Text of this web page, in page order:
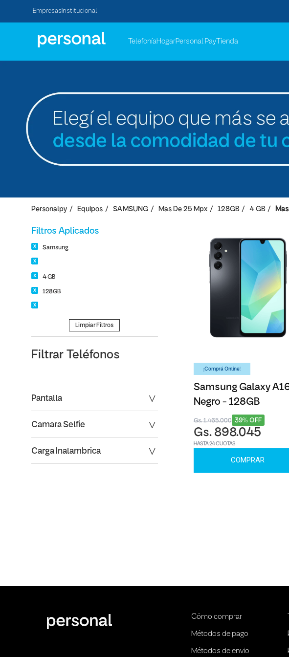
Empresas Institucional
TelefoníaHogarPersonal Pay Tienda
Personalpy Equipos SAMSUNG Mas De 25 Mpx 128GB 4 GB
Filtros Aplicados
Samsung
4 GB
128GB
Limpiar Filtros
Filtrar Teléfonos
Pantalla
Carga Inalambrica
Camara Selfie
¡Comprá Online!
Samsung Galaxy
Negro - 128GB
39% OFF
Gs. 1.465.000
Gs. 898.045
HASTA 24 CUOTAS
COMPRAR
Cómo comprar
Métodos de pago
Métodos de envio